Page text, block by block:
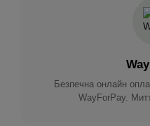
Безпечна онлайн
WayForPay.